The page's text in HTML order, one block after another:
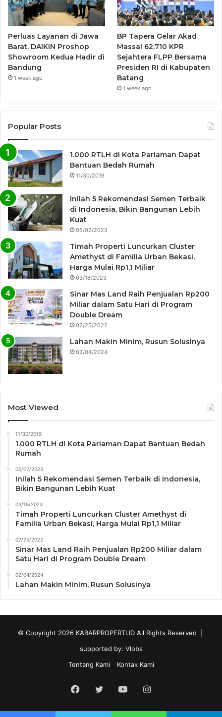
Perluas Layanan di Jawa
Barat, DAIKIN Proshop
Showroom Kedua Hadir di
Bandung
1 week ago
BP Tapera Gelar Akad
Massal 62.710 KPR
Sejahtera FLPP Bersama
Presiden RI di Kabupaten
Batang
1 week ago
Popular Posts
1.000 RTLH di Kota Pariaman Dapat
Bantuan Bedah Rumah
11/30/2019
Inilah 5 Rekomendasi Semen Terbaik
di Indonesia, Bikin Bangunan Lebih
Kuat
05/02/2023
Timah Properti Luncurkan Cluster
Amethyst di Familia Urban Bekasi,
Harga Mulai Rp1,1 Miliar
03/18/2023
Sinar Mas Land Raih Penjualan Rp200
Miliar dalam Satu Hari di Program
Double Dream
02/25/2022
Lahan Makin Minim, Rusun Solusinya
02/04/2024
Most Viewed
11/30/2019
1.000 RTLH di Kota Pariaman Dapat Bantuan Bedah
Rumah
05/02/2023
Inilah 5 Rekomendasi Semen Terbaik di Indonesia,
Bikin Bangunan Lebih Kuat
03/18/2023
Timah Properti Luncurkan Cluster Amethyst di
Familia Urban Bekasi, Harga Mulai Rp1,1 Miliar
02/25/2022
Sinar Mas Land Raih Penjualan Rp200 Miliar dalam
Satu Hari di Program Double Dream
02/04/2024
Lahan Makin Minim, Rusun Solusinya
© Copyright 2026 KABARPROPERTI.IDAll Rights Reserved |
supported by: Vlobs
Tentang Kami
Kontak Kami
Facebook
TwitterYouTubeInstagram